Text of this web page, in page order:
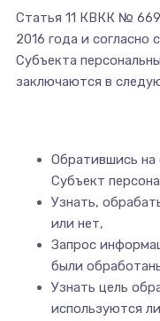
Статья 11 КВКК №
2016 года и согласно
Субъекта
заключаются в
Обратившись на
Субъект
Узнать,
или нет,
Запрос
были
Узнать цель
используются